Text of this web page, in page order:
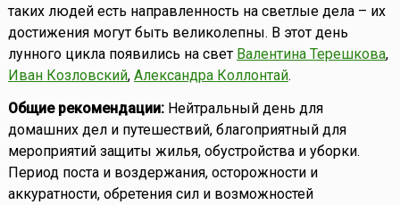
таких людей есть направленность на светлые дела – их
достижения могут быть великолепны. В этот день
лунного цикла появились на свет Валентина Терешкова,
Иван Козловский, Александра Коллонтай.
Общие рекомендации:Нейтральный день для
домашних дел и путешествий, благоприятный для
мероприятий защиты жилья, обустройства и уборки.
Период поста и воздержания, осторожности и
аккуратности, обретения сил и возможностей